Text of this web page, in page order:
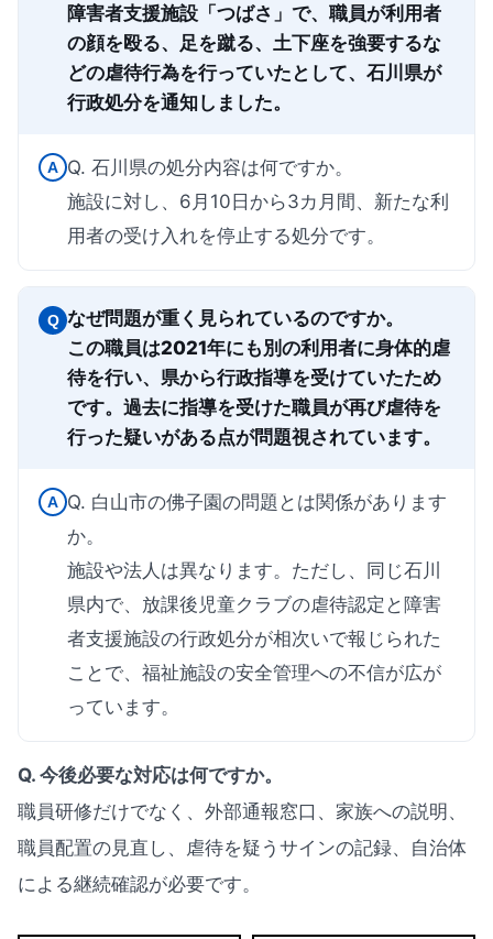
障害者支援施設「つばさ」で、職員が利用者
の顔を殴る、足を蹴る、土下座を強要するな
どの虐待行為を行っていたとして、石川県が
行政処分を通知しました。
A Q. 石川県の処分内容は何ですか。
施設に対し、6月10日から3カ月間、新たな利
用者の受け入れを停止する処分です。
Q なぜ問題が重く見られているのですか。
この職員は2021年にも別の利用者に身体的虐
待を行い、県から行政指導を受けていたため
です。過去に指導を受けた職員が再び虐待を
行った疑いがある点が問題視されています。
A Q. 白山市の佛子園の問題とは関係があります
か。
施設や法人は異なります。ただし、同じ石川
県内で、放課後児童クラブの虐待認定と障害
者支援施設の行政処分が相次いで報じられた
ことで、福祉施設の安全管理への不信が広が
っています。
Q. 今後必要な対応は何ですか。
職員研修だけでなく、外部通報窓口、家族への説明、
職員配置の見直し、虐待を疑うサインの記録、自治体
による継続確認が必要です。